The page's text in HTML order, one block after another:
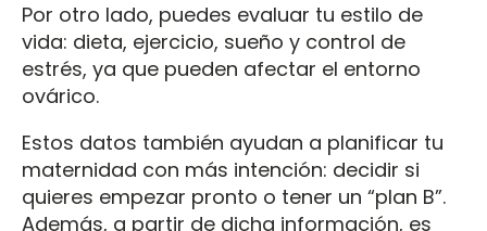
Por otro lado, puedes evaluar tu estilo de
vida: dieta, ejercicio, sueño y control de
estrés, ya que pueden afectar el entorno
ovárico.
Estos datos también ayudan a planificar tu
maternidad con más intención: decidir si
quieres empezar pronto o tener un “plan B”.
Además, a partir de dicha información, es